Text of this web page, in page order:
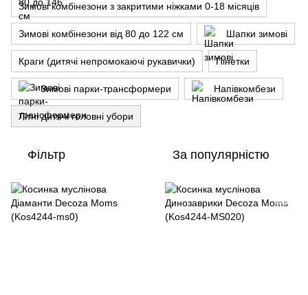
Зимові комбінезони з закритими ніжками 0-18 місяців
Зимові комбінезони від 80 до 122 см Шапки зимові
Краги (дитячі непромокаючі рукавички) Пінетки
Зимові парки-трансформери Напівкомбези
Літні дитячі головні убори
Фільтр За популярністю